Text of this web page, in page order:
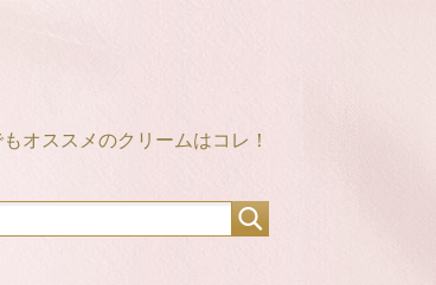
オススメのクリームはコレ！